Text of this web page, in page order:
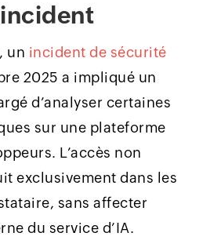
un incident de sécurité
2025 a impliqué un
d’analyser certaines
sur une plateforme
L’accès non
exclusivement dans les
sans affecter
du service d’IA.